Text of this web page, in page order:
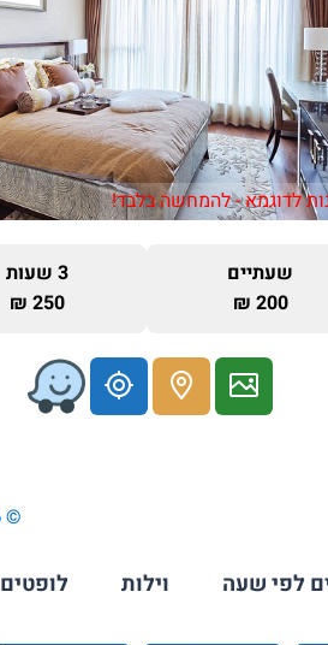
לדוגמא - להמחשה בלבד!
שעתיים
200 ₪
3 שעות
250 ₪
© 2026 - כל הזכויות שמורות ל- heshev.net
לפי שעה וילות לופטים